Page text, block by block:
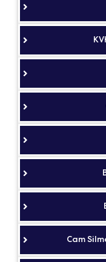
Cam